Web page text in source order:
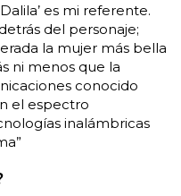
es mi referente.
del personaje;
la mujer más bella
ni menos que la
conocido
el espectro
inalámbricas